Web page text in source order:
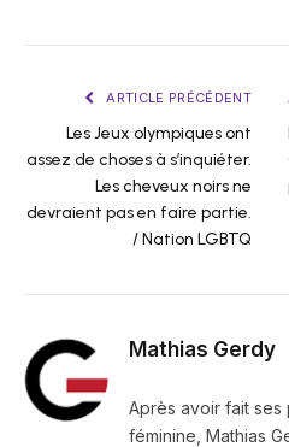
ARTICLE PRÉCÉDENT
Les Jeux olympiques ont
assez de choses à s’inquiéter.
Les cheveux noirs ne
devraient pas en faire partie.
/ Nation LGBTQ
Mathias Gerdy
Après avoir fait ses
féminine, Mathias